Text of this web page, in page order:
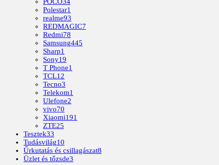
POCO34
Polestar1
realme93
REDMAGIC7
Redmi78
Samsung445
Sharp1
Sony19
T Phone1
TCL12
Tecno3
Telekom1
Ulefone2
vivo70
Xiaomi191
ZTE25
Tesztek33
Tudásvilág10
Űrkutatás és csillagászat8
Üzlet és tőzsde3